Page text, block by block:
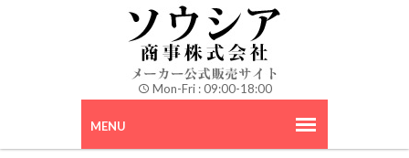
Mon-Fri : 09:00-18:00